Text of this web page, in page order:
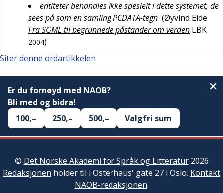
entiteter behandles ikke spesielt i dette systemet, de
sees på som en samling PCDATA-tegn (Øyvind Eide
Fra SGML til begrunnede påstander om verden LBK
2004)
Siter denne ordartikkelen
Er du fornøyd med NAOB?
Bli med og bidra!
100,–
250,– 500,– Valgfri sum
© Det Norske Akademi for Språk og Litteratur2026
Redaksjonen holder til i Osterhaus' gate 27 i Oslo. Kontakt
NAOB-redaksjonen.